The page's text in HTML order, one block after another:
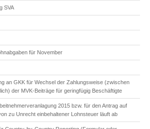
SVA
für November
an GKK für Wechsel der Zahlungsweise (zwischen
der MVK-Beiträge für geringfügig Beschäftigte
2015 bzw. für den Antrag auf
zu Unrecht einbehaltener Lohnsteuer läuft ab